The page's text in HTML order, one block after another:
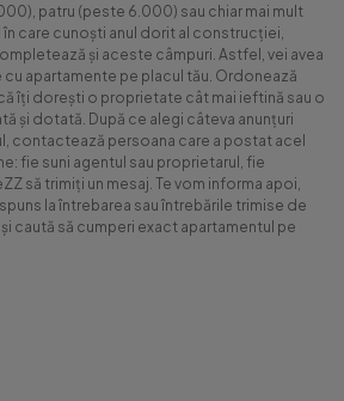
patru (peste 6.000) sau chiar mai mult
în care cunoști anul dorit al construcției,
și aceste câmpuri. Astfel, vei avea
cu apartamente pe placul tău. Ordonează
îți dorești o proprietate cât mai ieftină sau o
și dotată. După ce alegi câteva anunțuri
contactează persoana care a postat acel
fie suni agentul sau proprietarul, fie
să trimiți un mesaj. Te vom informa apoi,
la întrebarea sau întrebările trimise de
caută să cumperi exact apartamentul pe